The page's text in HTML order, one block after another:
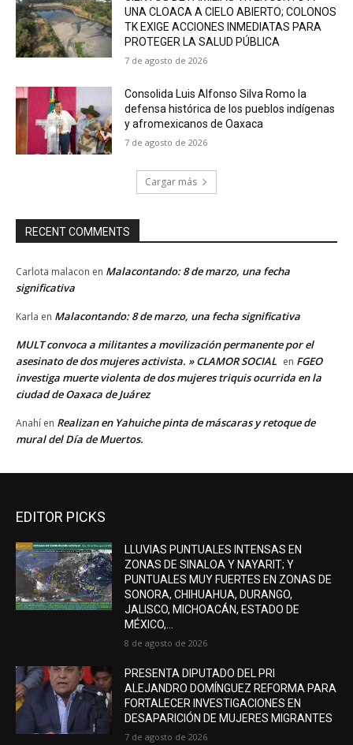
UNA CLOACA A CIELO ABIERTO; COLONOS
TK EXIGE ACCIONES INMEDIATAS PARA
PROTEGER LA SALUD PÚBLICA
7 de agosto de 2026
Consolida Luis Alfonso Silva Romo la
defensa histórica de los pueblos indígenas
y afromexicanos de Oaxaca
7 de agosto de 2026
Cargar más
RECENT COMMENTS
Carlota malacon en Malacontando: 8 de marzo, una fecha
significativa
Karla en Malacontando: 8 de marzo, una fecha significativa
MULT convoca a militantes a movilización permanente por el
asesinato de dos mujeres activista. » CLAMOR SOCIAL en FGEO
investiga muerte violenta de dos mujeres triquis ocurrida en la
ciudad de Oaxaca de Juárez
Anahí en Realizan en Yahuiche pinta de máscaras y retoque de
mural del Día de Muertos.
EDITOR PICKS
LLUVIAS PUNTUALES INTENSAS EN
ZONAS DE SINALOA Y NAYARIT; Y
PUNTUALES MUY FUERTES EN ZONAS DE
SONORA, CHIHUAHUA, DURANGO,
JALISCO, MICHOACÁN, ESTADO DE
MÉXICO,...
8 de agosto de 2026
PRESENTA DIPUTADO DEL PRI
ALEJANDRO DOMÍNGUEZ REFORMA PARA
FORTALECER INVESTIGACIONES EN
DESAPARICIÓN DE MUJERES MIGRANTES
7 de agosto de 2026